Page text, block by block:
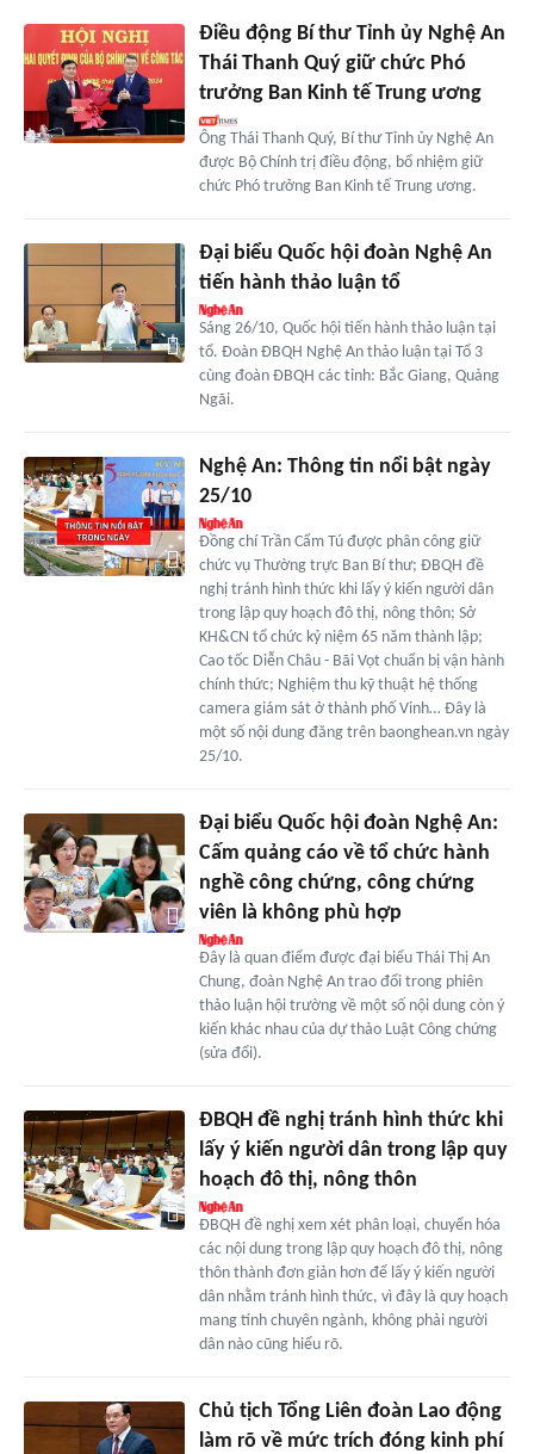
Điều động Bí thư Tỉnh ủy Nghệ An
Thái Thanh Quý giữ chức Phó
trưởng Ban Kinh tế Trung ương
Ông Thái Thanh Quý, Bí thư Tỉnh ủy Nghệ An
được Bộ Chính trị điều động, bổ nhiệm giữ
chức Phó trưởng Ban Kinh tế Trung ương.
Đại biểu Quốc hội đoàn Nghệ An
tiến hành thảo luận tổ
Sáng 26/10, Quốc hội tiến hành thảo luận tại
tổ. Đoàn ĐBQH Nghệ An thảo luận tại Tổ 3
cùng đoàn ĐBQH các tỉnh: Bắc Giang, Quảng
Ngãi.
Nghệ An: Thông tin nổi bật ngày
25/10
Đồng chí Trần Cẩm Tú được phân công giữ
chức vụ Thường trực Ban Bí thư; ĐBQH đề
nghị tránh hình thức khi lấy ý kiến người dân
trong lập quy hoạch đô thị, nông thôn; Sở
KH&CN tổ chức kỷ niệm 65 năm thành lập;
Cao tốc Diễn Châu - Bãi Vọt chuẩn bị vận hành
chính thức; Nghiệm thu kỹ thuật hệ thống
camera giám sát ở thành phố Vinh… Đây là
một số nội dung đăng trên baonghean.vn ngày
25/10.
Đại biểu Quốc hội đoàn Nghệ An:
Cấm quảng cáo về tổ chức hành
nghề công chứng, công chứng
viên là không phù hợp
Đây là quan điểm được đại biểu Thái Thị An
Chung, đoàn Nghệ An trao đổi trong phiên
thảo luận hội trường về một số nội dung còn ý
kiến khác nhau của dự thảo Luật Công chứng
(sửa đổi).
ĐBQH đề nghị tránh hình thức khi
lấy ý kiến người dân trong lập quy
hoạch đô thị, nông thôn
ĐBQH đề nghị xem xét phân loại, chuyển hóa
các nội dung trong lập quy hoạch đô thị, nông
thôn thành đơn giản hơn để lấy ý kiến người
dân nhằm tránh hình thức, vì đây là quy hoạch
mang tính chuyên ngành, không phải người
dân nào cũng hiểu rõ.
Chủ tịch Tổng Liên đoàn Lao động
làm rõ về mức trích đóng kinh phí